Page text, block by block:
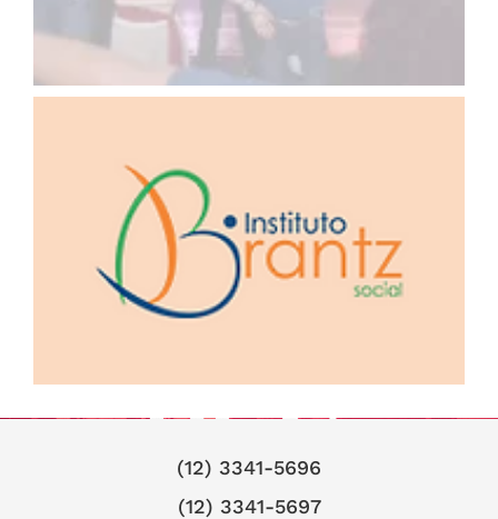
(12) 3341-5696
(12) 3341-5697